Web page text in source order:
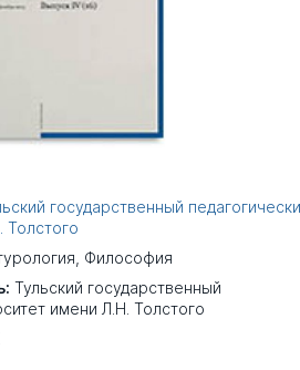
государственный
Толстого
Философия
Тульский государственный
имени Л.Н. Толстого